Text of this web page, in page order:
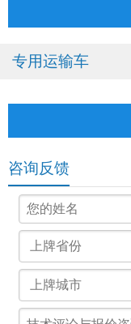
专用运输车
咨询反馈